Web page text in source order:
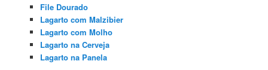
File Dourado
Lagarto com Malzibier
Lagarto com Molho
Lagarto na Cerveja
Lagarto na Panela